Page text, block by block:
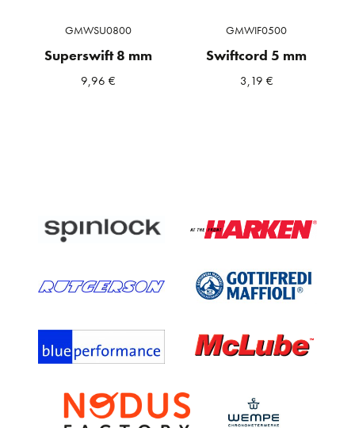
GMWSU0800
Superswift 8 mm
9,96€
GMWIF0500
Swiftcord 5 mm
3,19 €